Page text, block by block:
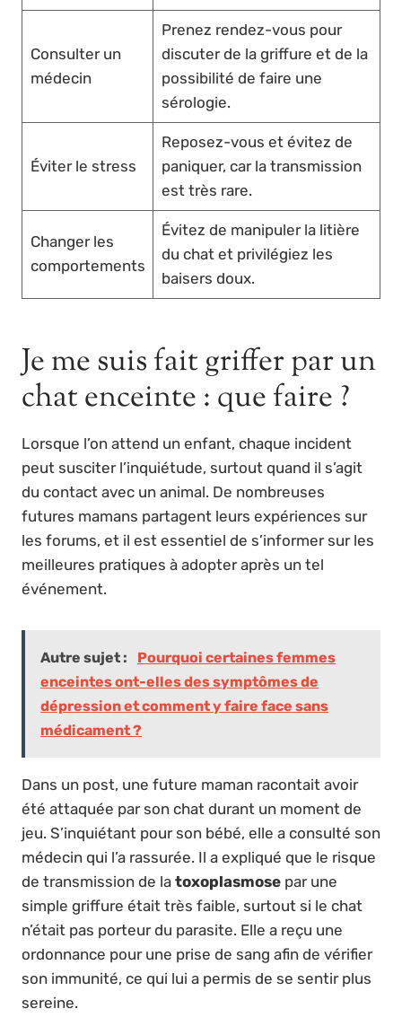
Consulter un
médecin
Prenez rendez-vous pour
discuter de la griffure et de la
possibilité de faire une
sérologie.
Éviter le stress
Reposez-vous et évitez de
paniquer, car la transmission
est très rare.
Changer les
comportements
Évitez de manipuler la litière
du chat et privilégiez les
baisers doux.
Je me suis fait griffer par un
chat enceinte : que faire ?
Lorsque l’on attend un enfant, chaque incident
peut susciter l’inquiétude, surtout quand il s’agit
du contact avec un animal. De nombreuses
futures mamans partagent leurs expériences sur
les forums, et il est essentiel de s’informer sur les
meilleures pratiques à adopter après un tel
événement.
Autre sujet :
Pourquoi certaines femmes
enceintes ont-elles des symptômes de
dépression et comment y faire face sans
médicament ?
Dans un post, une future maman racontait avoir
été attaquée par son chat durant un moment de
jeu. S’inquiétant pour son bébé, elle a consulté son
médecin qui l’a rassurée. Il a expliqué que le risque
de transmission de la toxoplasmose par une
simple griffure était très faible, surtout si le chat
n’était pas porteur du parasite. Elle a reçu une
ordonnance pour une prise de sang afin de vérifier
son immunité, ce qui lui a permis de se sentir plus
sereine.